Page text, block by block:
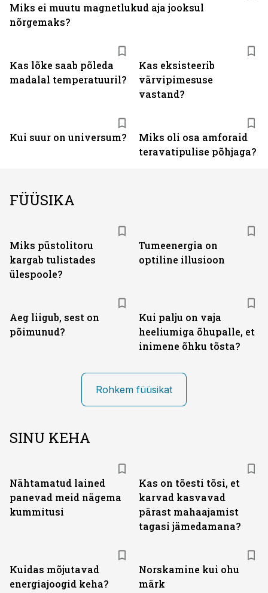
Kas lõke saab põleda
madalal temperatuuril?
Kas eksisteerib
värvipimesuse
vastand?
Kui suur on universum?
Miks oli osa amforaid
teravatipulise põhjaga?
Miks ei muutu magnetlukud aja jooksul
nõrgemaks?
FÜÜSIKA
Miks püstolitoru
kargab tulistades
ülespoole?
Tumeenergia on
optiline illusioon
Aeg liigub, sest on
põimunud?
Kui palju on vaja
heeliumiga ­­õhupalle, et
inimene õhku tõsta?
Rohkem füüsikat
SINU KEHA
Nähtamatud lained
panevad meid nägema
kummitusi
Kas on tõesti tõsi, et
karvad kasvavad
pärast mahaajamist
tagasi jämedamana?
Kuidas mõjutavad
energiajoogid keha?
Norskamine kui ohu
märk